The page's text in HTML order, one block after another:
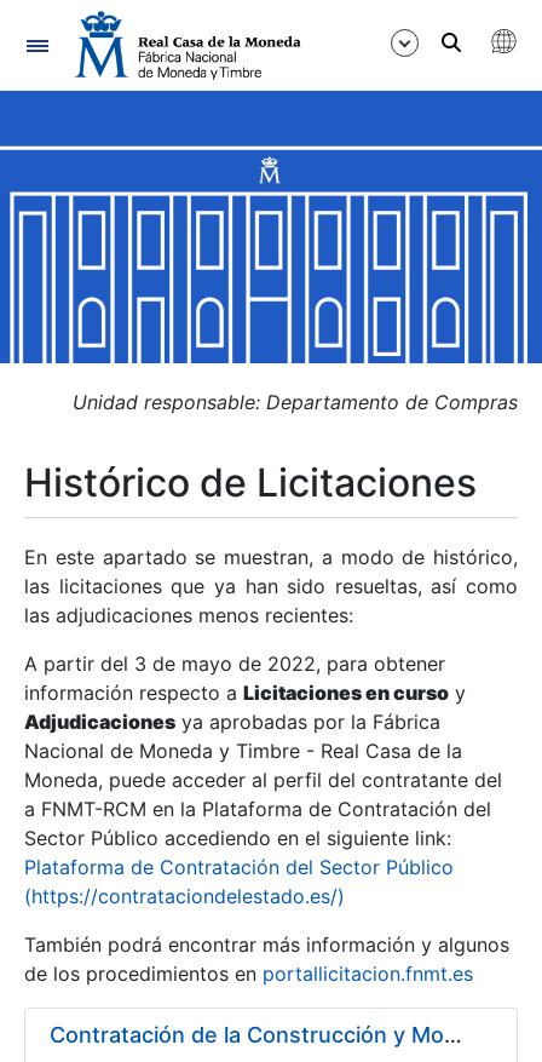
Navegación
Mostrar/Ocultar
Mostrar/Ocultar
Mostrar/Ocultar
Mostrar/Ocultar
Mostrar/Ocultar
Mostrar/Ocultar
Unidad responsable: Departamento de Compras
Histórico de Licitaciones
En este apartado se muestran, a modo de histórico,
las licitaciones que ya han sido resueltas, así como
las adjudicaciones menos recientes:
A partir del 3 de mayo de 2022, para obtener
información respecto a Licitaciones en curso y
Adjudicaciones ya aprobadas por la Fábrica
Nacional de Moneda y Timbre - Real Casa de la
Moneda, puede acceder al perfil del contratante del
a FNMT-RCM en la Plataforma de Contratación del
Sector Público accediendo en el siguiente link:
Plataforma de Contratación del Sector Público
(https://contrataciondelestado.es/)
También podrá encontrar más información y algunos
de los procedimientos en portallicitacion.fnmt.es
Contratación de la Construcción y Montaje de un Espacio Demo Interactivo (EDI) en una sala del Museo de la Fábrica Nacional de Moneda y Timbre-Real Casa de la Moneda en Madrid